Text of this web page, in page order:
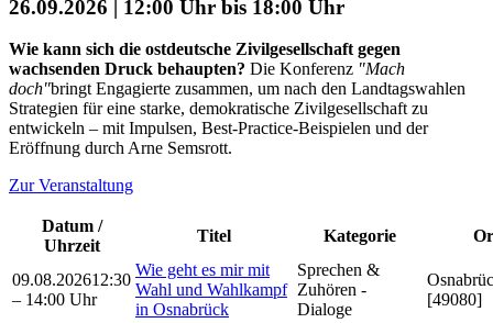
26.09.2026 | 12:00 Uhr bis 18:00 Uhr
Wie kann sich die ostdeutsche Zivilgesellschaft gegen
wachsenden Druck behaupten? Die Konferenz "Mach
doch"bringt Engagierte zusammen, um nach den Landtagswahlen
Strategien für eine starke, demokratische Zivilgesellschaft zu
entwickeln – mit Impulsen, Best-Practice-Beispielen und der
Eröffnung durch Arne Semsrott.
Zur Veranstaltung
Datum /
Uhrzeit
Titel Kategorie
09.08.202612:30
– 14:00 Uhr
Wie geht es mir mit
Wahl und Wahlkampf
in Osnabrück
Sprechen &
Zuhören -
Dialoge
[49080]